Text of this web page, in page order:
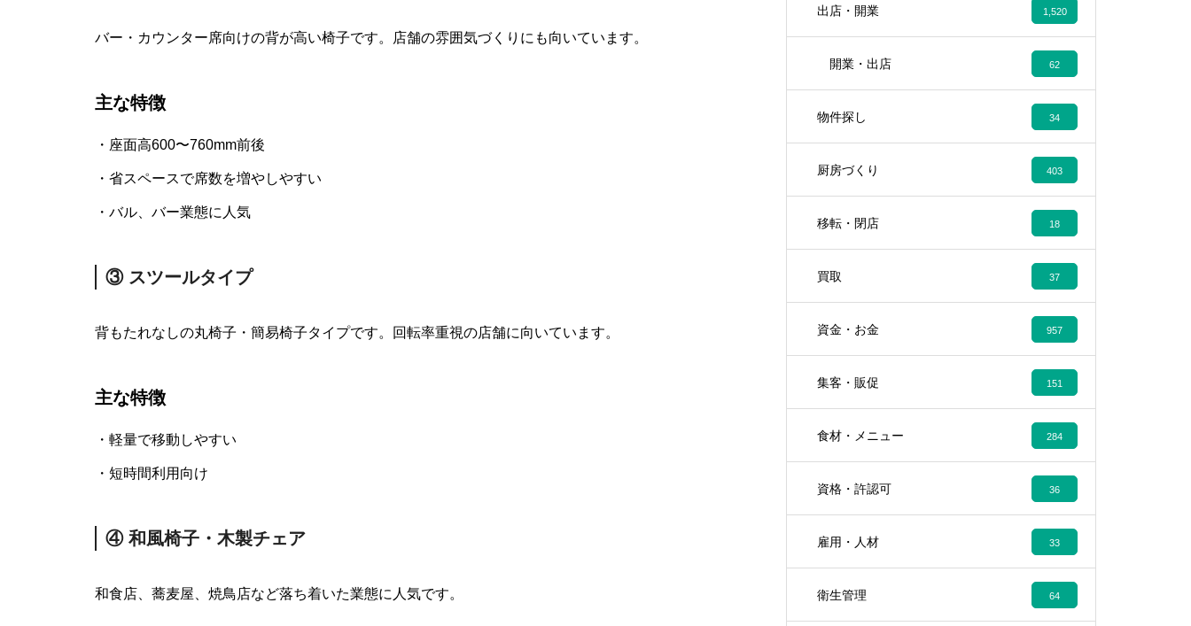
バー・カウンター席向けの背が高い椅子です。店舗の雰囲気づくりにも向いています。
主な特徴
・座面高600〜760mm前後
・省スペースで席数を増やしやすい
・バル、バー業態に人気
③ スツールタイプ
背もたれなしの丸椅子・簡易椅子タイプです。回転率重視の店舗に向いています。
主な特徴
・軽量で移動しやすい
・短時間利用向け
④ 和風椅子・木製チェア
和食店、蕎麦屋、焼鳥店など落ち着いた業態に人気です。
出店・開業 1,520
開業・出店 62
物件探し 34
厨房づくり 403
移転・閉店 18
買取 37
資金・お金 957
集客・販促 151
食材・メニュー 284
資格・許認可 36
雇用・人材 33
衛生管理 64